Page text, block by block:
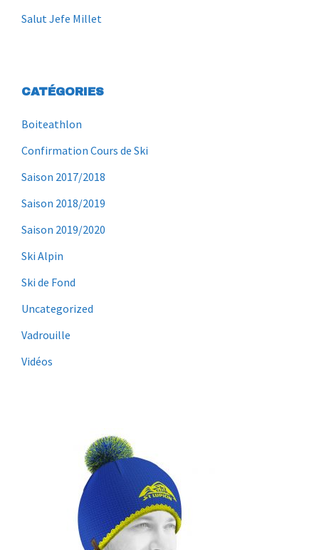
Salut Jefe Millet
CATÉGORIES
Boiteathlon
Confirmation Cours de Ski
Saison 2017/2018
Saison 2018/2019
Saison 2019/2020
Ski Alpin
Ski de Fond
Uncategorized
Vadrouille
Vidéos